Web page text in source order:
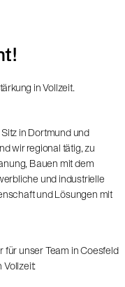
in Vollzeit.
in Dortmund und
wir regional tätig, zu
Bauen mit dem
und industrielle
und Lösungen mit
unser Team in Coesfeld
Vollzeit: